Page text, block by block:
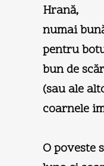
Hrană,
numai
pentru
bun de
(sau ale
coarnele
O poveste